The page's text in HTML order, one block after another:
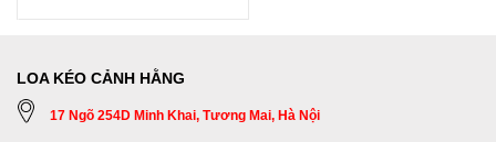
LOA KÉO CẢNH HẰNG
17 Ngõ 254D Minh Khai, Tương Mai, Hà Nội